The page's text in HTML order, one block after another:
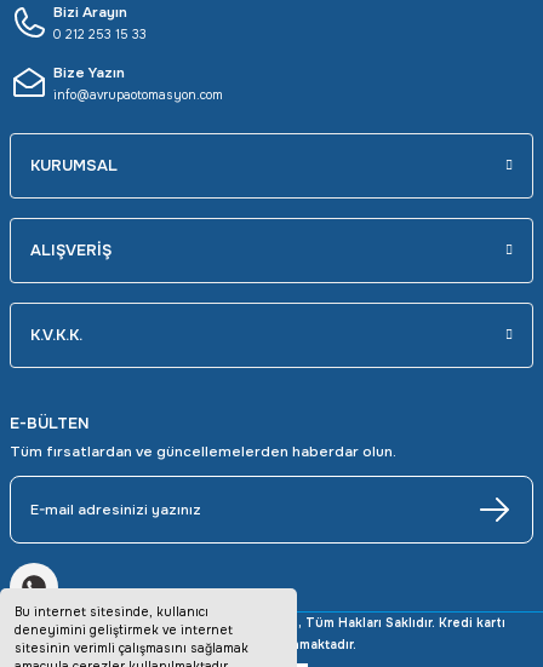
Bu internet sitesinde, kullanıcı
deneyimini geliştirmek ve internet
sitesinin verimli çalışmasını sağlamak
Bizi Arayın
0 212 253 15 33
Bize Yazın
info@avrupaotomasyon.com
KURUMSAL
ALIŞVERİŞ
K.V.K.K.
E-BÜLTEN
Tüm fırsatlardan ve güncellemelerden haberdar olun.
Copyright © 2025 avrupaotomasyon.com, Tüm Hakları Saklıdır. Kredi kartı
bilgileriniz 256bit SSL sertifikası ile korunmaktadır.